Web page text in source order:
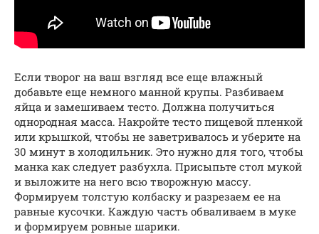
Если творог на ваш взгляд все еще влажный
добавьте еще немного манной крупы. Разбиваем
яйца и замешиваем тесто. Должна получиться
однородная масса. Накройте тесто пищевой пленкой
или крышкой, чтобы не заветривалось и уберите на
30 минут в холодильник. Это нужно для того, чтобы
манка как следует разбухла. Присыпьте стол мукой
и выложите на него всю творожную массу.
Формируем толстую колбаску и разрезаем ее на
равные кусочки. Каждую часть обваливаем в муке
и формируем ровные шарики.